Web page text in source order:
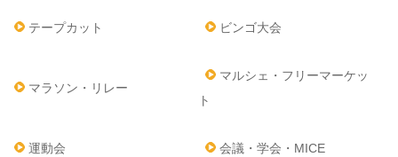
テープカット ビンゴ大会
マラソン・リレー
マルシェ・フリーマーケッ
ト
運動会 会議・学会・MICE